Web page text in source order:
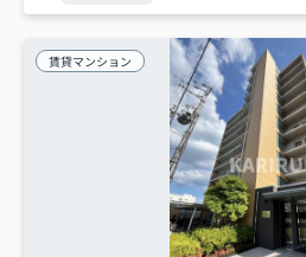
賃貸マンション